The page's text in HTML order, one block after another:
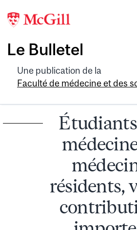
Le Bulletel
Une publication de la
Faculté de médecine et des
résidents,